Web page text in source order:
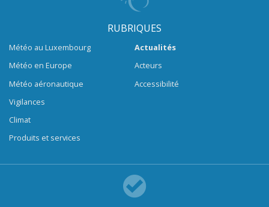
RUBRIQUES
Météo au Luxembourg
Météo en Europe
Météo aéronautique
Vigilances
Climat
Produits et services
Actualités
Acteurs
Accessibilité